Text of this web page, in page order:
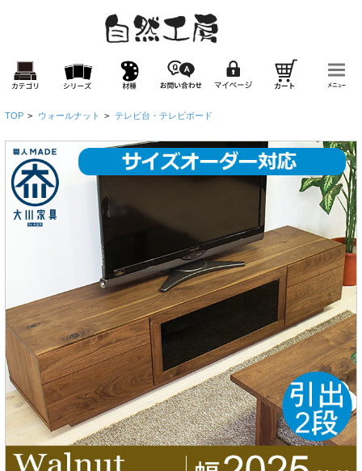
TOP > ウォールナット > テレビ台・テレビボード